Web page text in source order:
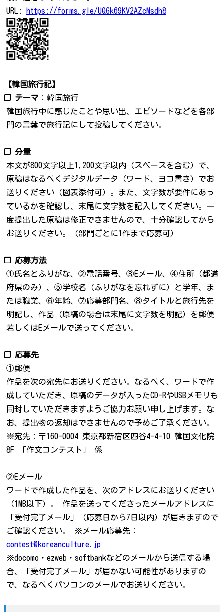
URL: https://forms.gle/UQGk69KV2AZcMsdh8
【韓国旅行記】
❐ テーマ ：韓国旅行
韓国旅行中に感じたことや思い出、エピソードなどを各部
門の言葉で旅行記にして投稿してください。
❐ 分量
本文が800文字以上1,200文字以内（スペースを含む）で、
原稿はなるべくデジタルデータ（ワード、ヨコ書き）でお
送りください（図表添付可）。また、文字数が要件にあっ
ているかを確認し、末尾に文字数を記入してください。一
度提出した原稿は修正できませんので、十分確認してから
お送りください。（部門ごとに1作まで応募可）
❐ 応募方法
①氏名とふりがな、②電話番号、③Eメール、④住所（都道
府県のみ）、⑤学校名（ふりがなを忘れずに）と学年、ま
たは職業、⑥年齢、⑦応募部門名、⑧タイトルと旅行先を
明記し、作品（原稿の場合は末尾に文字数を明記）を郵便
若しくはEメールで送ってください。
❐ 応募先
①郵便
作品を次の宛先にお送りください。なるべく、ワードで作
成していただき、原稿のデータが入ったCD-RやUSBメモリも
同封していただきますようご協力お願い申し上げます。な
お、提出物の返却はできませんので予めご了承ください。
※宛先：〒160-0004 東京都新宿区四谷4-4-10 韓国文化院
8F 「作文コンテスト」 係
②Eメール
ワードで作成した作品を、次のアドレスにお送りください
（1MB以下）。 作品を送ってくださったメールアドレスに
「受付完了メール」（応募日から7日以内）が届きますので
ご確認ください。 ※メール応募先：
contest@koreanculture.jp
※docomo・ezweb・softbankなどのメールから送信する場
合、「受付完了メール」が届かない可能性がありますの
で、なるべくパソコンのメールでお送りください。